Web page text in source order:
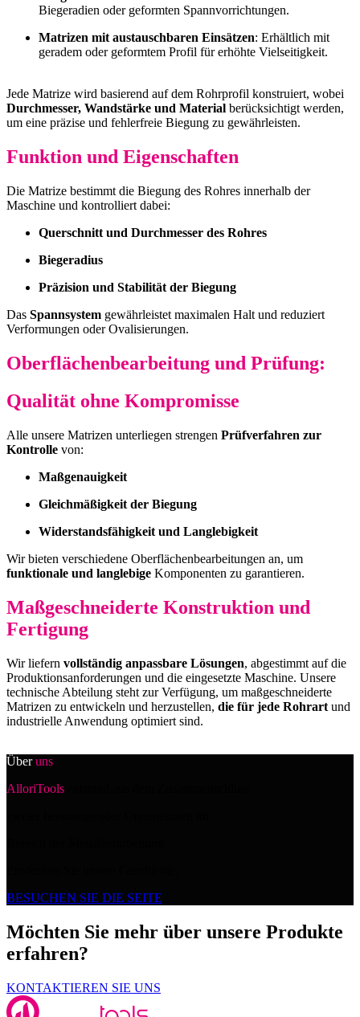
Biegeradien oder geformten Spannvorrichtungen.
Matrizen mit austauschbaren Einsätzen: Erhältlich mit
geradem oder geformtem Profil für erhöhte Vielseitigkeit.
Jede Matrize wird basierend auf dem Rohrprofil konstruiert, wobei
Durchmesser, Wandstärke und Material berücksichtigt werden,
um eine präzise und fehlerfreie Biegung zu gewährleisten.
Funktion und Eigenschaften
Die Matrize bestimmt die Biegung des Rohres innerhalb der
Maschine und kontrolliert dabei:
Querschnitt und Durchmesser des Rohres
Biegeradius
Präzision und Stabilität der Biegung
Das Spannsystem gewährleistet maximalen Halt und reduziert
Verformungen oder Ovalisierungen.
Oberflächenbearbeitung und Prüfung:
Qualität ohne Kompromisse
Alle unsere Matrizen unterliegen strengen Prüfverfahren zur
Kontrolle von:
Maßgenauigkeit
Gleichmäßigkeit der Biegung
Widerstandsfähigkeit und Langlebigkeit
Wir bieten verschiedene Oberflächenbearbeitungen an, um
funktionale und langlebige Komponenten zu garantieren.
Maßgeschneiderte Konstruktion und
Fertigung
Wir liefern vollständig anpassbare Lösungen, abgestimmt auf die
Produktionsanforderungen und die eingesetzte Maschine. Unsere
technische Abteilung steht zur Verfügung, um maßgeschneiderte
Matrizen zu entwickeln und herzustellen, die für jede Rohrart und
industrielle Anwendung optimiert sind.
Überuns
AlloriTools
BESUCHEN SIE DIE SEITE
Möchten Sie mehr über unsere Produkte
erfahren?
KONTAKTIEREN SIE UNS